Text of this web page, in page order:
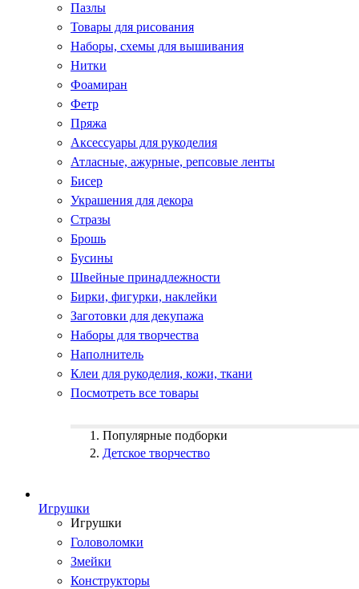
Пазлы
Товары для рисования
Наборы, схемы для вышивания
Нитки
Фоамиран
Фетр
Пряжа
Аксессуары для рукоделия
Атласные, ажурные, репсовые ленты
Бисер
Украшения для декора
Стразы
Брошь
Бусины
Швейные принадлежности
Бирки, фигурки, наклейки
Заготовки для декупажа
Наборы для творчества
Наполнитель
Клеи для рукоделия, кожи, ткани
Посмотреть все товары
Популярные подборки
Детское творчество
Игрушки
Игрушки
Головоломки
Змейки
Конструкторы